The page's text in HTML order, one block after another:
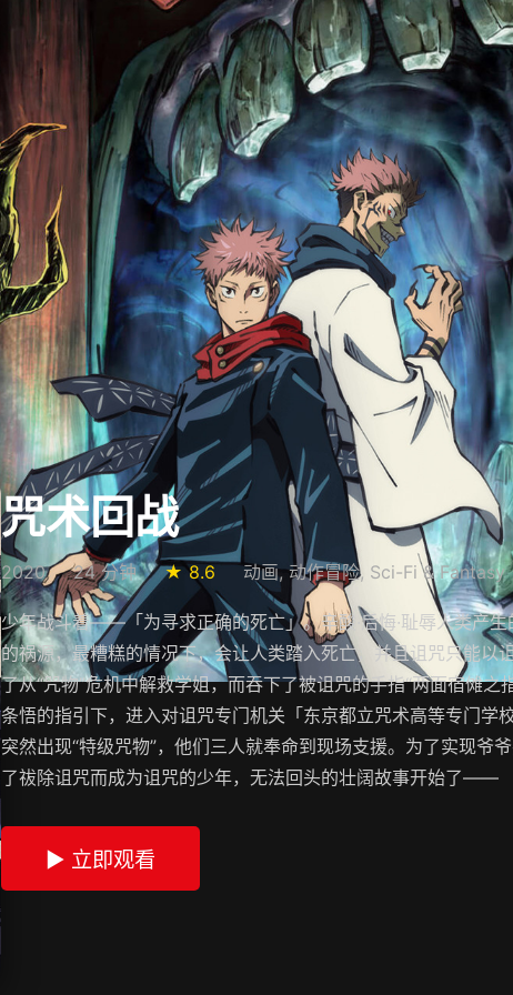
咒术回战
2020 24 分钟 ★ 8.6 动画, 动作冒险, Sci-Fi & Fantasy
少年战斗着——「为寻求正确的死亡」。辛酸·后悔·耻辱人类产
的祸源，最糟糕的情况下，会让人类踏入死亡，并且诅咒只能以
了从“咒物”危机中解救学姐，而吞下了被诅咒的手指“两面宿傩
条悟的指引下，进入对诅咒专门机关「东京都立咒术高等专门学
突然出现“特级咒物”，他们三人就奉命到现场支援。为了实现爷
了祓除诅咒而成为诅咒的少年，无法回头的壮阔故事开始了——
▶ 立即观看